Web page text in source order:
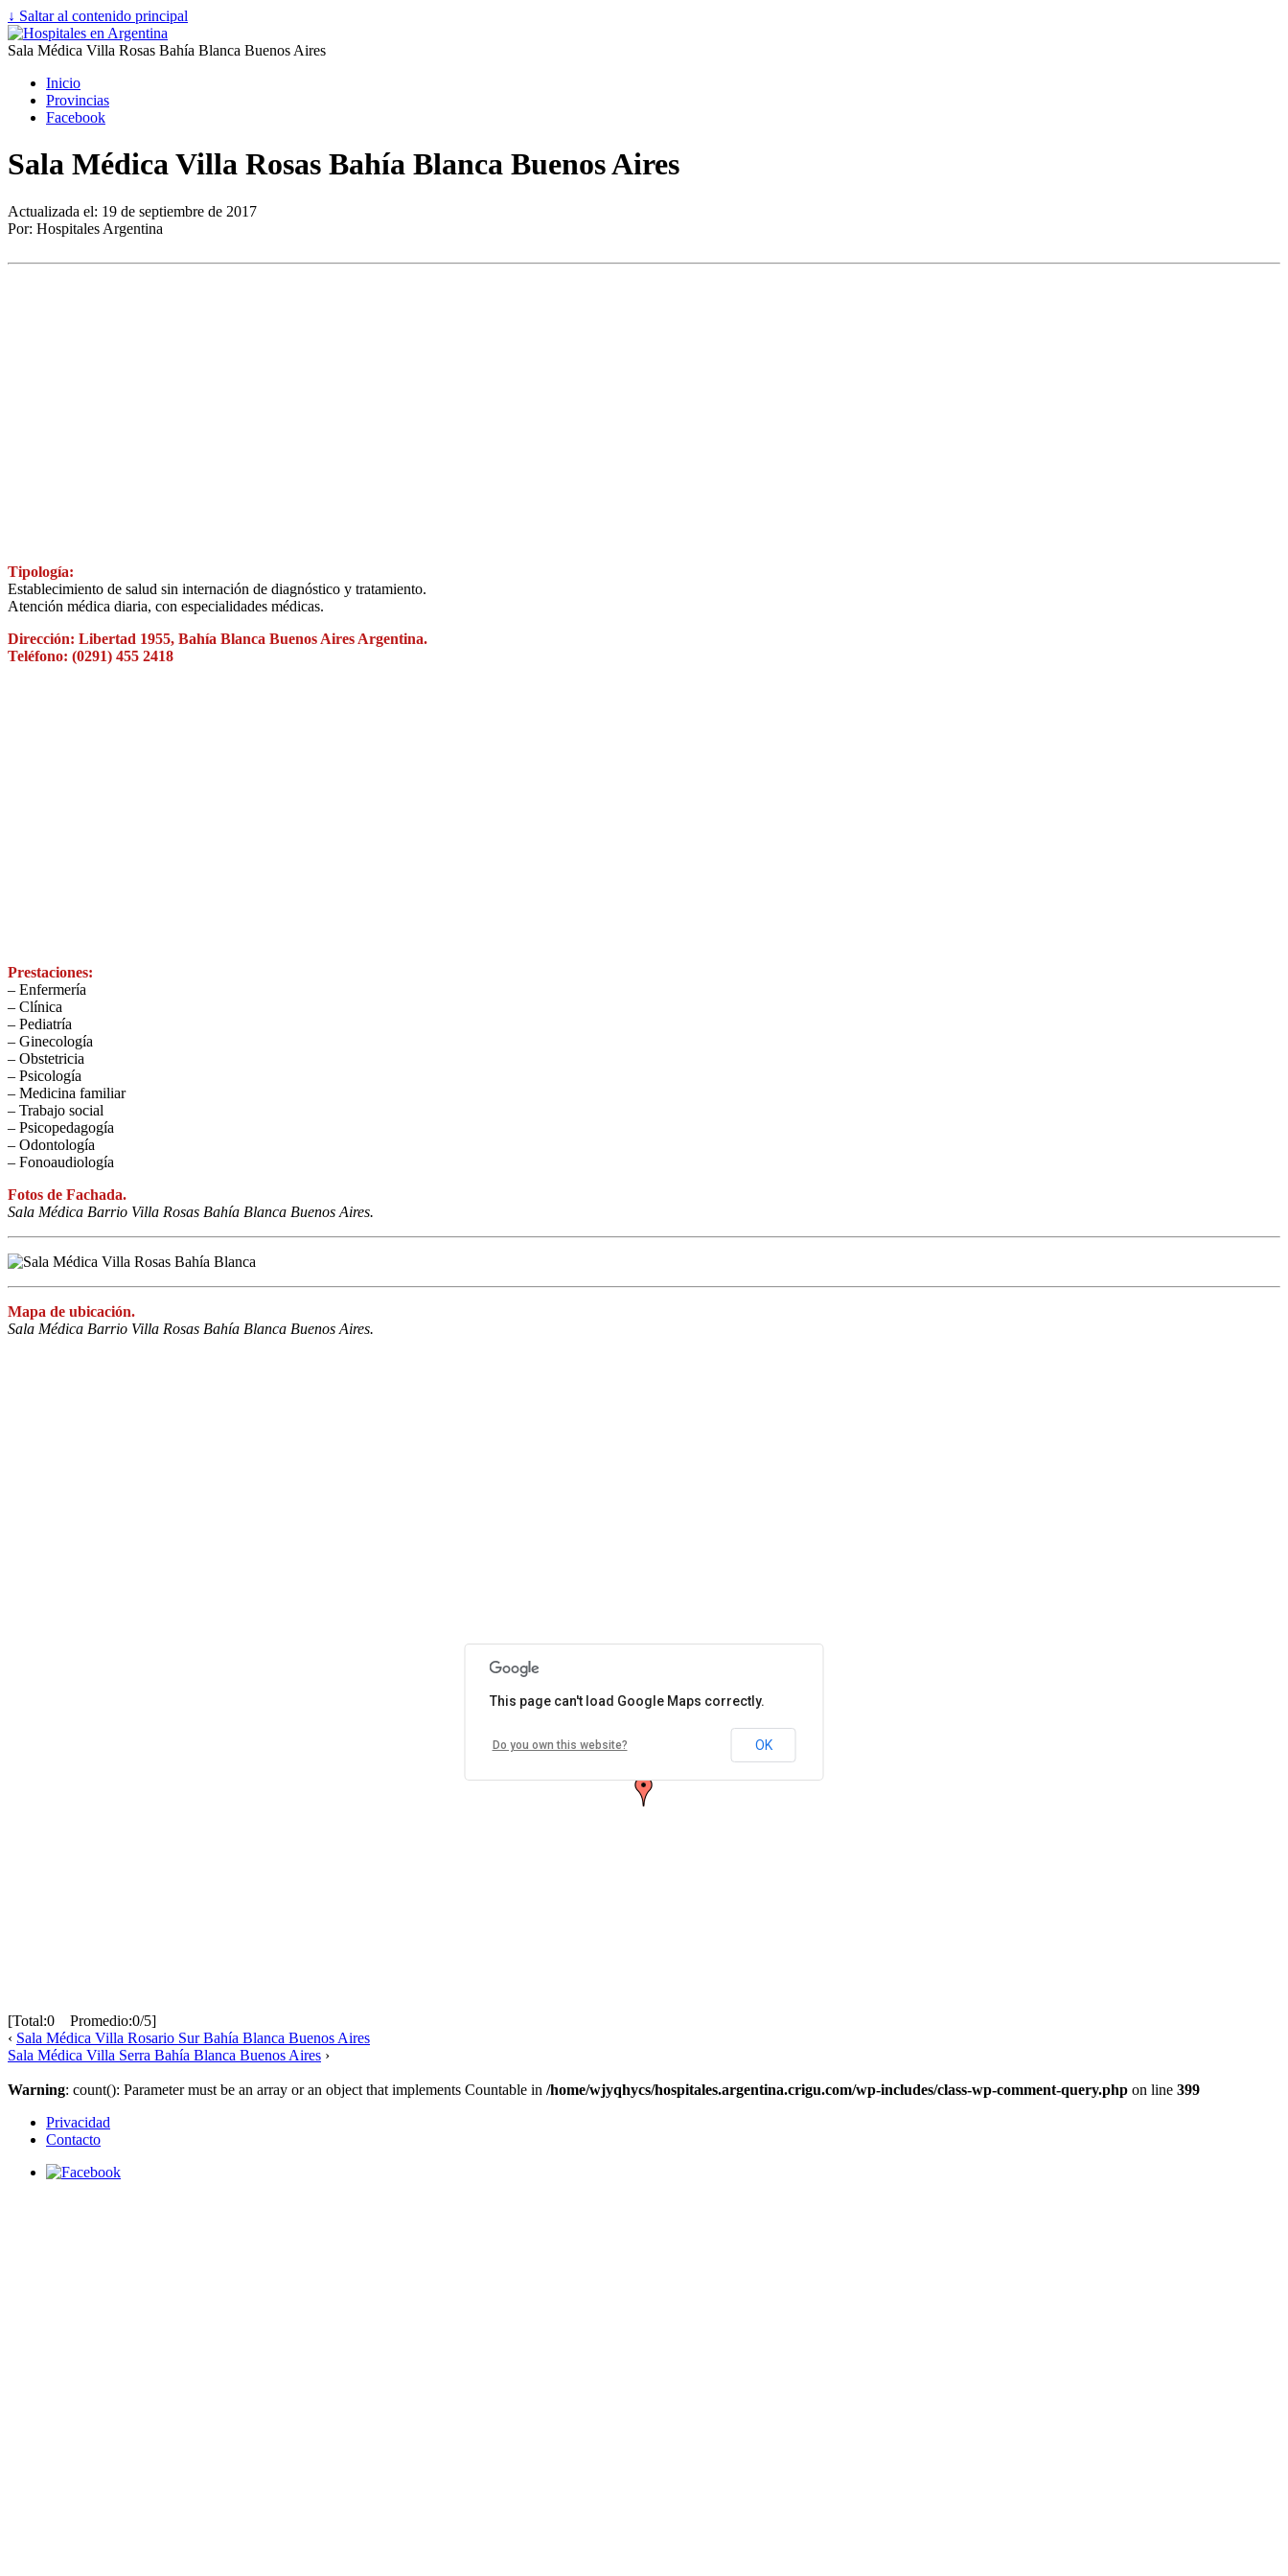
↓ Saltar al contenido principal
Sala Médica Villa Rosas Bahía Blanca Buenos Aires
Inicio
Provincias
Facebook
Sala Médica Villa Rosas Bahía Blanca Buenos Aires
Actualizada el: 19 de septiembre de 2017
Por: Hospitales Argentina
Tipología:
Establecimiento de salud sin internación de diagnóstico y tratamiento.
Atención médica diaria, con especialidades médicas.
Dirección: Libertad 1955, Bahía Blanca Buenos Aires Argentina.
Teléfono: (0291) 455 2418
Prestaciones:
– Enfermería
– Clínica
– Pediatría
– Ginecología
– Obstetricia
– Psicología
– Medicina familiar
– Trabajo social
– Psicopedagogía
– Odontología
– Fonoaudiología
Fotos de Fachada.
Sala Médica Barrio Villa Rosas Bahía Blanca Buenos Aires.
Mapa de ubicación.
Sala Médica Barrio Villa Rosas Bahía Blanca Buenos Aires.
Libertad 1955 8000 Bahía Blanca, Buenos Aires, Argentina
This page can't load Google Maps correctly.
Do you own this website? OK
[Total:0 Promedio:0/5]
‹ Sala Médica Villa Rosario Sur Bahía Blanca Buenos Aires
Sala Médica Villa Serra Bahía Blanca Buenos Aires ›
Warning: count(): Parameter must be an array or an object that implements Countable in /home/wjyqhycs/hospitales.argentina.crigu.com/wp-includes/class-wp-comment-query.php on line 399
Privacidad
Contacto